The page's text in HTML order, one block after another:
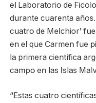
el Laboratorio de
durante cuarenta años.
cuatro de Melchior’
en el que Carmen fue
la primera científica
campo en las Islas
“Estas cuatro